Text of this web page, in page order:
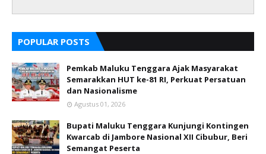
POPULAR POSTS
Pemkab Maluku Tenggara Ajak Masyarakat
Semarakkan HUT ke-81 RI, Perkuat Persatuan
dan Nasionalisme
Agustus 01, 2026
Bupati Maluku Tenggara Kunjungi Kontingen
Kwarcab di Jambore Nasional XII Cibubur, Beri
Semangat Peserta